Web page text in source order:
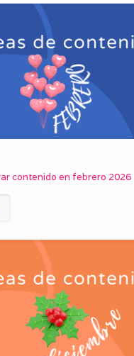
contenido en febrero 2026